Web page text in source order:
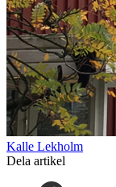
Kalle Lekholm
Dela artikel